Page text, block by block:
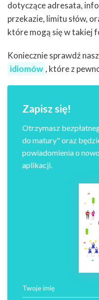
dotyczące adresata,
przekazie, limitu słów,
które mogą się w takiej
Koniecznie sprawdź nasz
idiomów , które z
Zapisz się!
Otrzymasz
do matury" oraz
powiadomienia o
aplikacji.
Twoje imię